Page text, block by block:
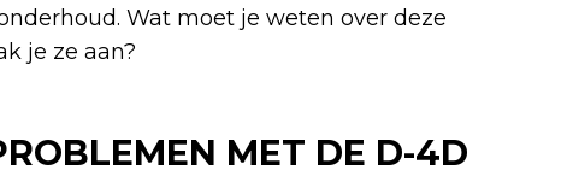
Wat moet je weten over deze
je ze aan?
MET DE D-4D